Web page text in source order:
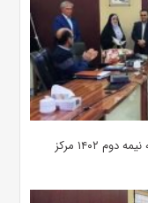
برگزاری آیین تجلیل از بازنشستگان فرهیخته نیمه دوم ۱۴۰۲ مرکز